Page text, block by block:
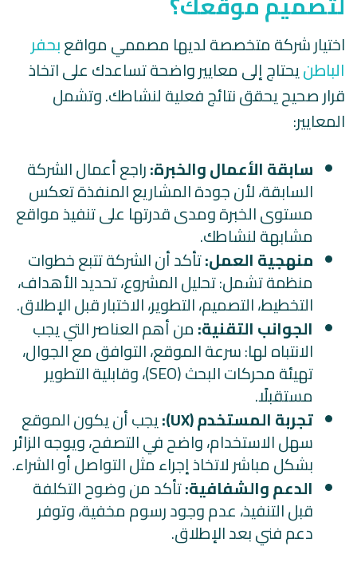
اختيار شركة متخصصة لديها مصممي مواقعبحفر
الباطنيحتاج إلى معايير واضحة تساعدك على اتخاذ
قرار صحيح يحقق نتائج فعلية لنشاطك. وتشمل
المعايير:
سابقة الأعمال والخبرة:راجع أعمال الشركة
السابقة، لأن جودة المشاريع المنفذة تعكس
مستوى الخبرة ومدى قدرتها على تنفيذ مواقع
مشابهة لنشاطك.
منهجية العمل:تأكد أن الشركة تتبع خطوات
منظمة تشمل: تحليل المشروع، تحديد الأهداف،
التخطيط، التصميم، التطوير، الاختبار قبل الإطلاق.
الجوانب التقنية:من أهم العناصر التي يجب
الانتباه لها: سرعة الموقع، التوافق مع الجوال،
تهيئة محركات البحث (SEO)، وقابلية التطوير
مستقبلًا.
تجربة المستخدم (UX):
يجب أن يكون الموقع
سهل الاستخدام، واضح في التصفح، ويوجه الزائر
بشكل مباشر لاتخاذ إجراء مثل التواصل أو الشراء.
الدعم والشفافية:تأكد من وضوح التكلفة
قبل التنفيذ، عدم وجود رسوم مخفية، وتوفر
دعم فني بعد الإطلاق.